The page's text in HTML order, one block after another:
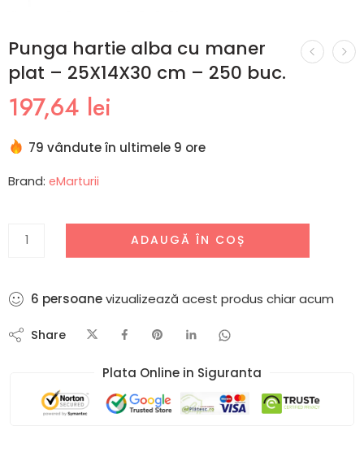
Punga hartie alba cu maner
plat – 25X14X30 cm – 250 buc.
197,64 lei
79 vândute în ultimele 9 ore
Brand: eMarturii
ADAUGĂ ÎN COȘ
6 persoanevizualizează acest produs chiar acum
Share
Plata Online in Siguranta​